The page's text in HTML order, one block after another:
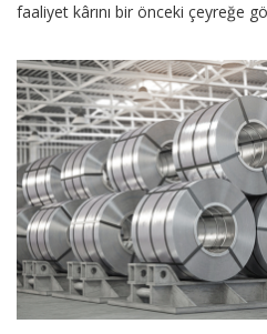
faaliyet kârını bir önceki çeyreğe